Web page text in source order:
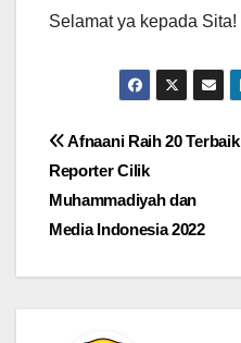
Selamat ya kepada Sita!
Navigasi
pos
Afnaani Raih 20 Terbaik
Reporter Cilik
Muhammadiyah dan
Media Indonesia 2022